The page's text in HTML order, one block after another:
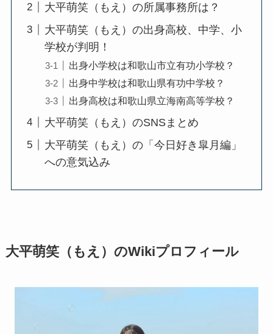
大平萌笑（もえ）の所属事務所は？
大平萌笑（もえ）の出身高校、中学、小
学校が判明！
出身小学校は和歌山市立有功小学校？
出身中学校は和歌山県有功中学校？
出身高校は和歌山県立海南高等学校？
大平萌笑（もえ）のSNSまとめ
大平萌笑（もえ）の「今日好き皐月編」
への意気込み
大平萌笑（もえ）のWikiプロフィール